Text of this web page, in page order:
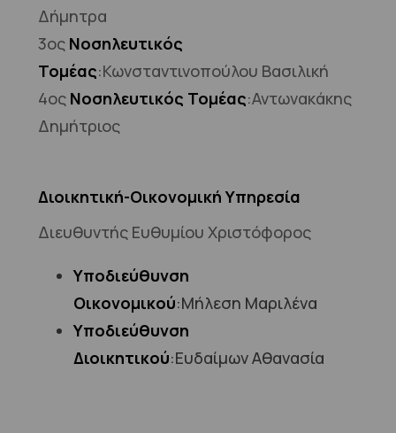
Δήμητρα
3ος Νοσηλευτικός
Τομέας:Κωνσταντινοπούλου Βασιλική
4ος Νοσηλευτικός Τομέας:Αντωνακάκης
Δημήτριος
Διοικητική-Οικονομική Υπηρεσία
Διευθυντής Ευθυμίου Χριστόφορος
Υποδιεύθυνση
Οικονομικού:Μήλεση Μαριλένα
Υποδιεύθυνση
Διοικητικού:Ευδαίμων Αθανασία